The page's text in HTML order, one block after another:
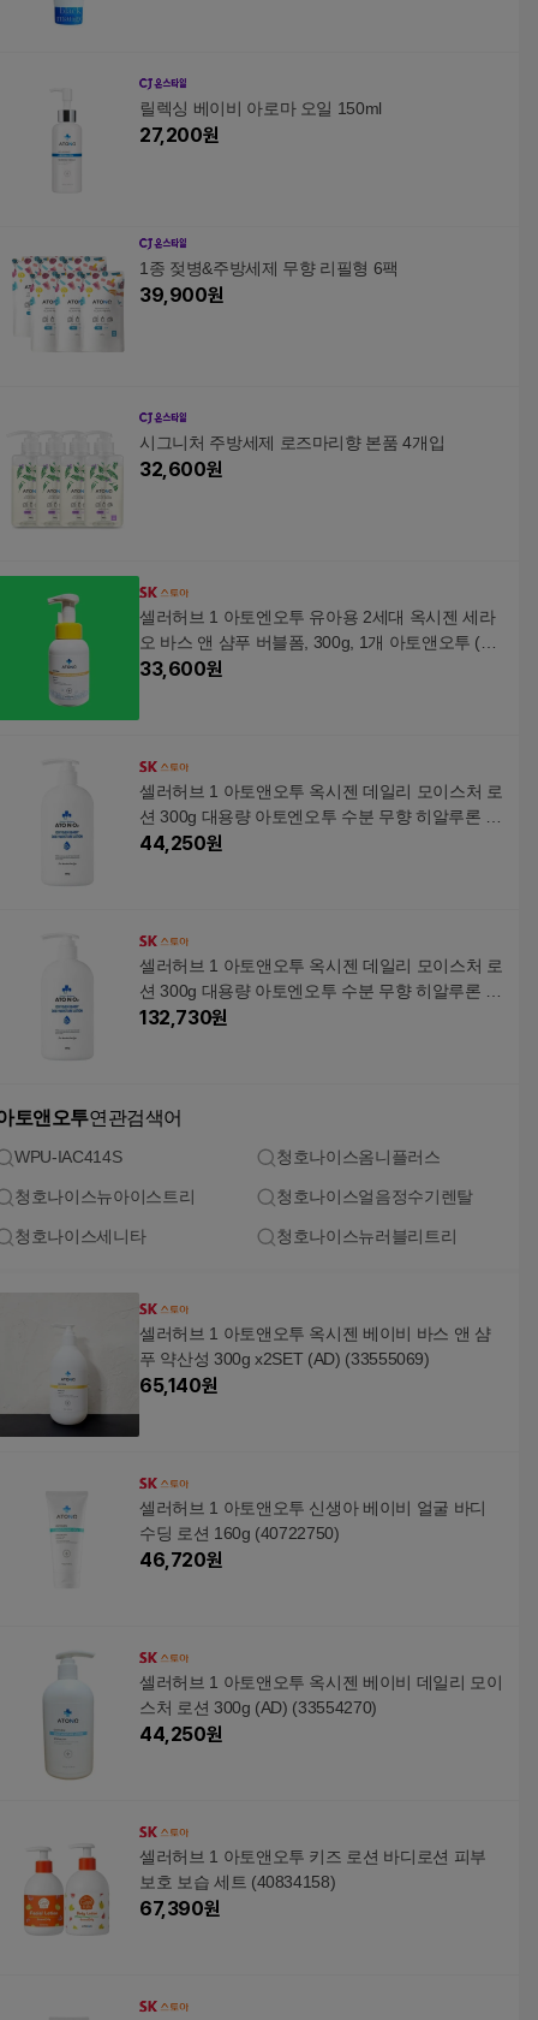
릴렉싱 베이비 아로마 오일 150ml
27,200원
1종 젖병&주방세제 무향 리필형 6팩
39,900원
시그니처 주방세제 로즈마리향 본품 4개입
32,600원
셀러허브 1 아토엔오투 유아용 2세대 옥시젠 세라
오 바스 앤 샴푸 버블폼, 300g, 1개 아토앤오투 (33
554087)
33,600원
셀러허브 1 아토앤오투 옥시젠 데일리 모이스처 로
션 300g 대용량 아토엔오투 수분 무향 히알루론 (3
3554154)
44,250원
셀러허브 1 아토앤오투 옥시젠 데일리 모이스처 로
션 300g 대용량 아토엔오투 수분 무향 히알루론 (3
3562043)
132,730원
토앤오투연관검색어
WPU-IAC414S 청호나이스옴니플러스
청호나이스뉴아이스트리 청호나이스얼음정수기렌탈
청호나이스세니타 청호나이스뉴러블리트리
셀러허브 1 아토앤오투 옥시젠 베이비 바스 앤 샴
푸 약산성 300g x2SET (AD) (33555069)
65,140원
셀러허브 1 아토앤오투 신생아 베이비 얼굴 바디
수딩 로션 160g (40722750)
46,720원
셀러허브 1 아토앤오투 옥시젠 베이비 데일리 모이
스처 로션 300g (AD) (33554270)
44,250원
셀러허브 1 아토앤오투 키즈 로션 바디로션 피부
보호 보습 세트 (40834158)
67,390원